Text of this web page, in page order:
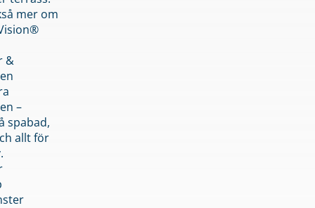
mer om
&
–
spabad,
allt för